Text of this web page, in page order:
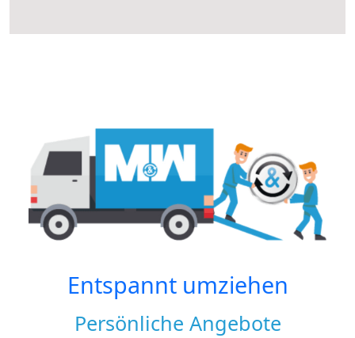
Entspannt umziehen
Persönliche Angebote